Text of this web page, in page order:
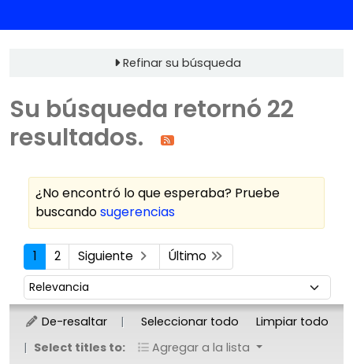
Refinar su búsqueda
Su búsqueda retornó 22
resultados.
¿No encontró lo que esperaba? Pruebe
buscandosugerencias
Ordenar
1 2 Siguiente Último
Ordenar por:
De-resaltar Seleccionar todo
Limpiar todo
Select titles to:
Agregar a la lista